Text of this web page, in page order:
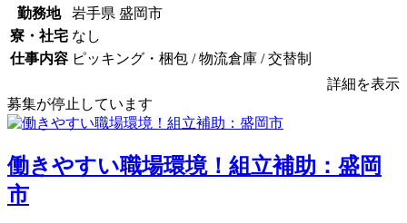
勤務地
岩手県 盛岡市
寮・社宅 なし
仕事内容 ピッキング・梱包 / 物流倉庫 / 交替制
詳細を表示
募集が停止しています
働きやすい職場環境！組立補助：盛岡
市